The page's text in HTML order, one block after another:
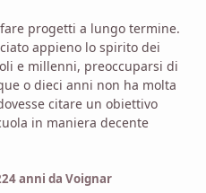
progetti a lungo termine.
appieno lo spirito dei
e millenni, preoccuparsi di
o dieci anni non ha molta
citare un obiettivo
in maniera decente
4 anni da Voignar